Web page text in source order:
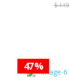
$
47 %